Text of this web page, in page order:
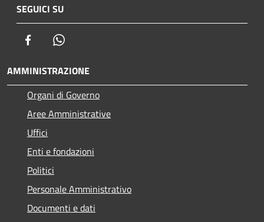
SEGUICI SU
Facebook
AMMINISTRAZIONE
Organi di Governo
Aree Amministrative
Uffici
Enti e fondazioni
Politici
Personale Amministrativo
Documenti e dati